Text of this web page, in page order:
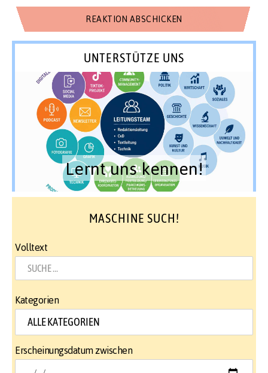
UNTERSTÜTZE UNS
Lernt uns kennen!
MASCHINE SUCH!
Volltext
Kategorien
Erscheinungsdatum zwischen